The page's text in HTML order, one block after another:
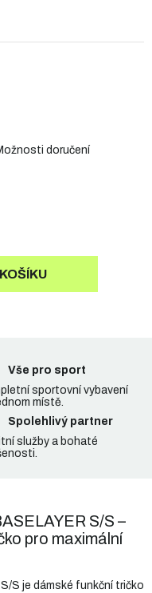
doručení
Vše pro sport
sportovní vybavení
místě.
Spolehlivý partner
služby a bohaté
S/S –
pro maximální
S je dámské funkční tričko